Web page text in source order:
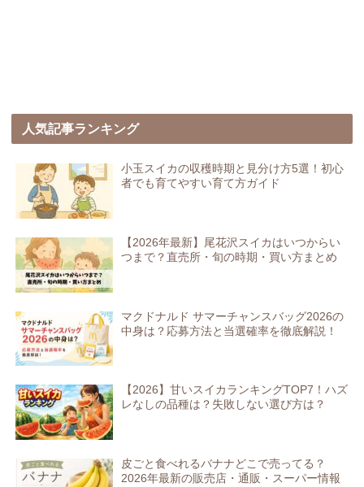
人気記事ランキング
小玉スイカの収穫時期と見分け方5選！初心
者でも育てやすい育て方ガイド
【2026年最新】尾花沢スイカはいつからい
つまで？直売所・旬の時期・買い方まとめ
マクドナルド サマーチャンスバッグ2026の
中身は？応募方法と当選確率を徹底解説！
【2026】甘いスイカランキングTOP7！ハズ
レなしの品種は？失敗しない選び方は？
皮ごと食べれるバナナどこで売ってる？
2026年最新の販売店・通販・スーパー情報